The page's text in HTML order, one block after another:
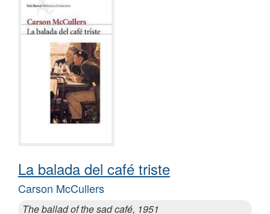
La balada del café triste
Carson McCullers
The ballad of the sad café, 1951